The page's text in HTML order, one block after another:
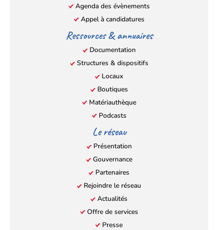
Agenda des évènements
Appel à candidatures
Ressources & annuaires
Documentation
Structures & dispositifs
Locaux
Boutiques
Matériauthèque
Podcasts
Le réseau
Présentation
Gouvernance
Partenaires
Rejoindre le réseau
Actualités
Offre de services
Presse